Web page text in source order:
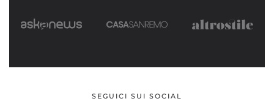
SEGUICI SUI SOCIAL